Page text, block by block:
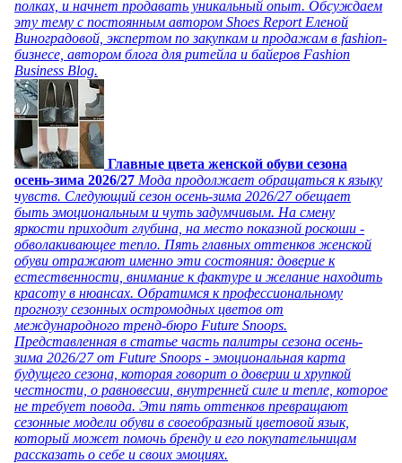
полках, и начнет продавать уникальный опыт. Обсуждаем
эту тему с постоянным автором Shoes Report Еленой
Виноградовой, экспертом по закупкам и продажам в fashion-
бизнесе, автором блога для ритейла и байеров Fashion
Business Blog.
Главные цвета женской обуви сезона
осень-зима 2026/27 Мода продолжает обращаться к языку
чувств. Следующий сезон осень-зима 2026/27 обещает
быть эмоциональным и чуть задумчивым. На смену
яркости приходит глубина, на место показной роскоши -
обволакивающее тепло. Пять главных оттенков женской
обуви отражают именно эти состояния: доверие к
естественности, внимание к фактуре и желание находить
красоту в нюансах. Обратимся к профессиональному
прогнозу сезонных остромодных цветов от
международного тренд-бюро Future Snoops.
Представленная в статье часть палитры сезона осень-
зима 2026/27 от Future Snoops - эмоциональная карта
будущего сезона, которая говорит о доверии и хрупкой
честности, о равновесии, внутренней силе и тепле, которое
не требует повода. Эти пять оттенков превращают
сезонные модели обуви в своеобразный цветовой язык,
который может помочь бренду и его покупательницам
рассказать о себе и своих эмоциях.